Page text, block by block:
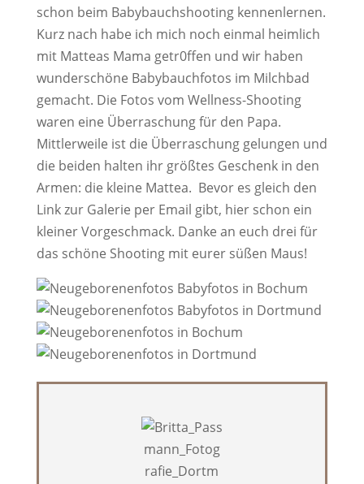
schon beim Babybauchshooting kennenlernen.
Kurz nach habe ich mich noch einmal heimlich
mit Matteas Mama getr0ffen und wir haben
wunderschöne Babybauchfotos im Milchbad
gemacht. Die Fotos vom Wellness-Shooting
waren eine Überraschung für den Papa.
Mittlerweile ist die Überraschung gelungen und
die beiden halten ihr größtes Geschenk in den
Armen: die kleine Mattea. Bevor es gleich den
Link zur Galerie per Email gibt, hier schon ein
kleiner Vorgeschmack. Danke an euch drei für
das schöne Shooting mit eurer süßen Maus!